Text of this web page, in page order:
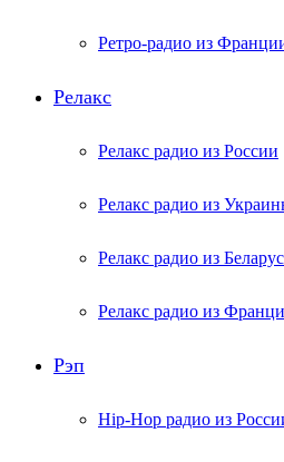
Ретро-радио из
Релакс
Релакс радио из России
Релакс радио из
Релакс радио из
Релакс радио из
Рэп
Hip-Hop радио из